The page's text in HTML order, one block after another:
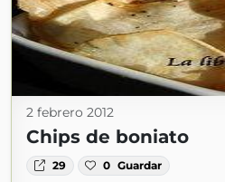
2 febrero 2012
Chips de boniato
29 0 Guardar